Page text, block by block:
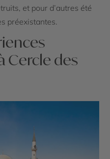
et pour d’autres été
préexistantes.
Cercle des